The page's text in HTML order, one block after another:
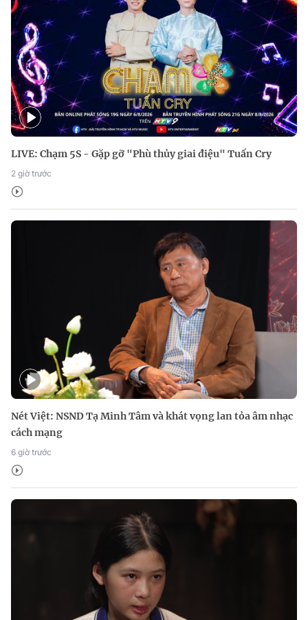
LIVE: Chạm 5S - Gặp gỡ "Phù thủy giai điệu" Tuấn Cry
2 giờ trước
Nét Việt: NSND Tạ Minh Tâm và khát vọng lan tỏa âm nhạc
cách mạng
6 giờ trước